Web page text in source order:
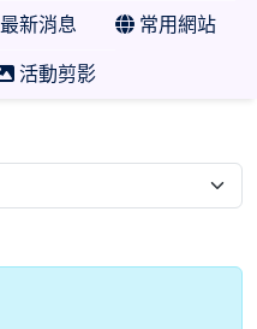
最新消息 常用網站
活動剪影